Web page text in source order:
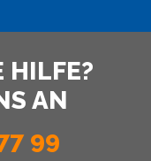
HILFE?
AN
99